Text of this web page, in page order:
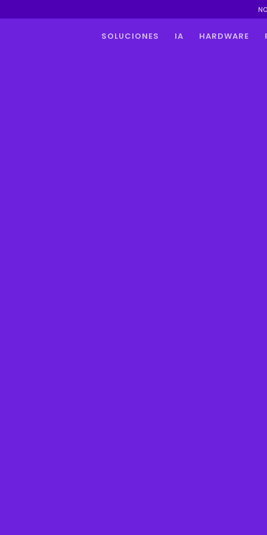
SOLUCIONES IA HARDWARE